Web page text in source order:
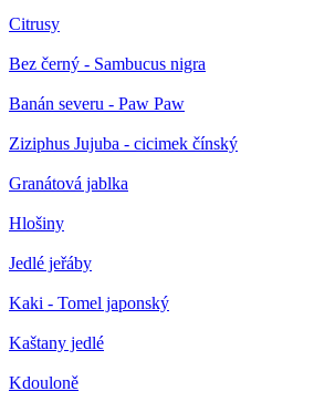
Citrusy
Bez černý - Sambucus nigra
Banán severu - Paw Paw
Ziziphus Jujuba - cicimek čínský
Granátová jablka
Hlošiny
Jedlé jeřáby
Kaki - Tomel japonský
Kaštany jedlé
Kdouloně